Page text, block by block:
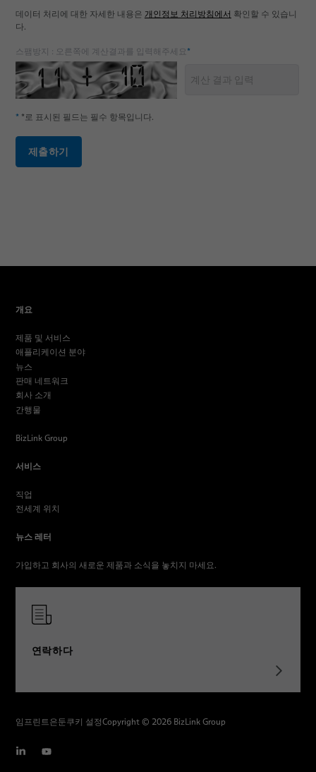
데이터 처리에 대한 자세한 내용은 개인정보 처리방침에서 확인할 수 있습니
다.
스팸방지 : 오른쪽에 계산결과를 입력해주세요*
* *로 표시된 필드는 필수 항목입니다.
제출하기
개요
제품 및 서비스
애플리케이션 분야
뉴스
판매 네트워크
회사 소개
간행물
BizLink Group
서비스
직업
전세계 위치
뉴스 레터
가입하고 회사의 새로운 제품과 소식을 놓치지 마세요.
연락하다
임프린트 은둔쿠키 설정Copyright © 2026 BizLink Group